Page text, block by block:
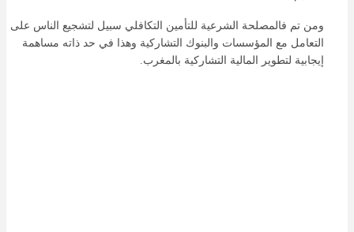
ومن تم فالمصلحة الشرعية للتأمين التكافلي سبيل لتشجيع الناس على
التعامل مع المؤسسات والبنوك التشاركية وهذا في حد ذاته مساهمة
إيجابية لتطوير المالية التشاركية بالمغرب.